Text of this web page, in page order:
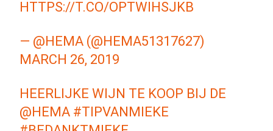
HTTPS://T.CO/OPTWIHSJKB
— @HEMA (@HEMA51317627)
MARCH 26, 2019
HEERLIJKE WIJN TE KOOP BIJ DE
@HEMA #TIPVANMIEKE